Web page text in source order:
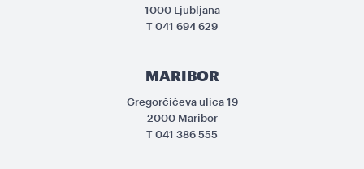
1000 Ljubljana
T 041 694 629
MARIBOR
Gregorčičeva ulica 19
2000 Maribor
T 041 386 555